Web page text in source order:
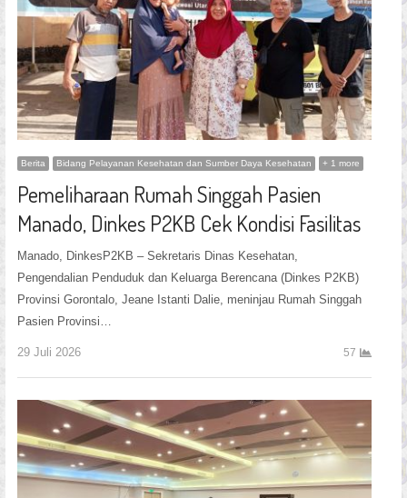
Berita Bidang Pelayanan Kesehatan dan Sumber Daya Kesehatan + 1 more
Pemeliharaan Rumah Singgah Pasien
Manado, Dinkes P2KB Cek Kondisi Fasilitas
Manado, DinkesP2KB – Sekretaris Dinas Kesehatan,
Pengendalian Penduduk dan Keluarga Berencana (Dinkes P2KB)
Provinsi Gorontalo, Jeane Istanti Dalie, meninjau Rumah Singgah
Pasien Provinsi…
29 Juli 2026 57